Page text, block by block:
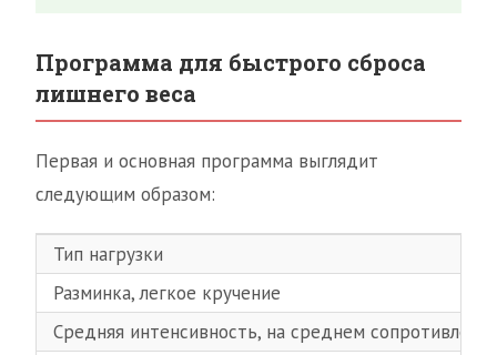
Программа для быстрого сброса
лишнего веса
Первая и основная программа выглядит
следующим образом:
Тип нагрузки
Разминка, легкое кручение
Средняя интенсивность, на среднем